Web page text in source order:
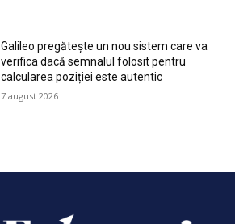
Galileo pregătește un nou sistem care va
verifica dacă semnalul folosit pentru
calcularea poziției este autentic
7 august 2026